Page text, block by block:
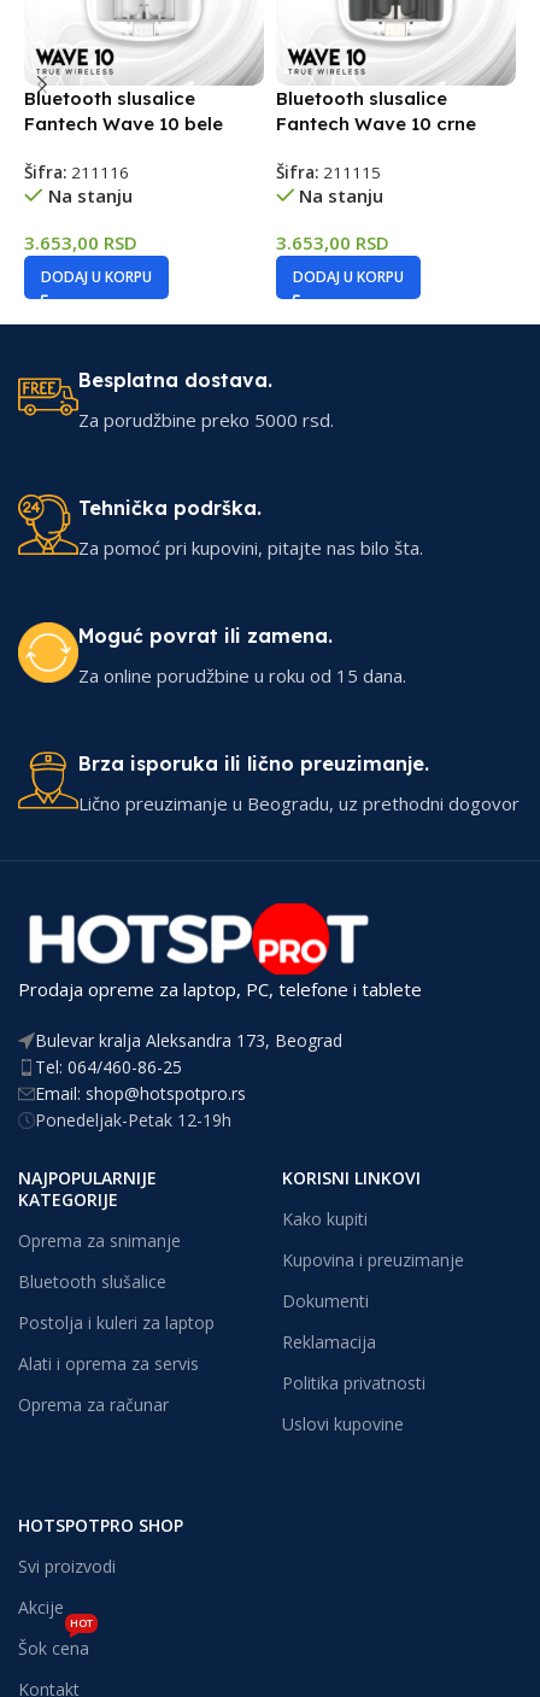
Bluetooth slusalice
Fantech Wave 10 bele
Šifra: 211116
Na stanju
3.653,00 RSD
DODAJ U KORPU
Bluetooth slusalice
Fantech Wave 10 crne
Šifra: 211115
Na stanju
3.653,00 RSD
DODAJ U KORPU
Besplatna dostava.
Za porudžbine preko 5000 rsd.
Tehnička podrška.
Za pomoć pri kupovini, pitajte nas bilo šta.
Moguć povrat ili zamena.
Za online porudžbine u roku od 15 dana.
Brza isporuka ili lično preuzimanje.
Lično preuzimanje u Beogradu, uz prethodni dogovor
Prodaja opreme za laptop, PC, telefone i tablete
Bulevar kralja Aleksandra 173, Beograd
Tel: 064/460-86-25
Email: shop@hotspotpro.rs
Ponedeljak-Petak 12-19h
NAJPOPULARNIJE
KATEGORIJE
Oprema za snimanje
Bluetooth slušalice
Postolja i kuleri za laptop
Alati i oprema za servis
Oprema za računar
KORISNI LINKOVI
Kako kupiti
Kupovina i preuzimanje
Dokumenti
Reklamacija
Politika privatnosti
Uslovi kupovine
HOTSPOTPRO SHOP
Svi proizvodi
Akcije
Šok cena
HOT
Kontakt